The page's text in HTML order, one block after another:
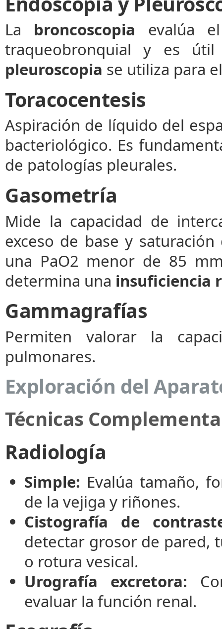
La broncoscopia evalúa
traqueobronquial y es útil
pleuroscopia se utiliza para
Toracocentesis
Aspiración de líquido del
bacteriológico. Es
de patologías pleurales.
Gasometría
Mide la capacidad de
exceso de base y
una PaO2 menor de 85
determina una insuficiencia
Gammagrafías
Permiten valorar la
pulmonares.
Exploración del
Técnicas
Radiología
Simple: Evalúa tamaño,
de la vejiga y riñones.
Cistografía de
detectar grosor de pared,
o rotura vesical.
Urografía excretora:
evaluar la función renal.